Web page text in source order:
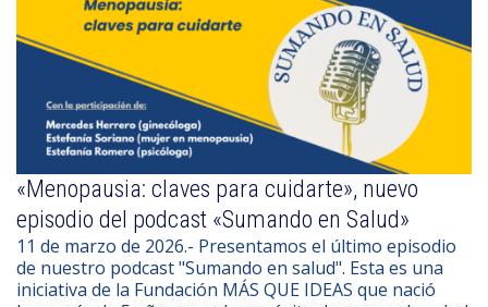
«Menopausia: claves para cuidarte», nuevo
episodio del podcast «Sumando en Salud»
11 de marzo de 2026.- Presentamos el último episodio
de nuestro podcast "Sumando en salud". Esta es una
iniciativa de la Fundación MÁS QUE IDEAS que nació